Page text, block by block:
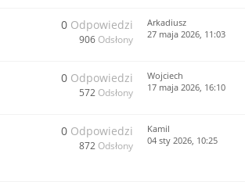
0 Odpowiedzi
906 Odsłony
Arkadiusz
27 maja 2026, 11:03
0 Odpowiedzi
572 Odsłony
Wojciech
17 maja 2026, 16:10
0 Odpowiedzi
872 Odsłony
Kamil
04 sty 2026, 10:25